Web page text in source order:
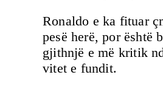
Ronaldo e ka fituar
pesë herë, por është
gjithnjë e më kritik
vitet e fundit.